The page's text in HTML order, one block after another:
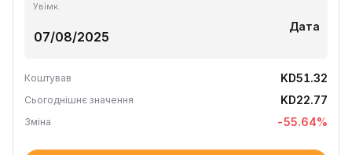
Увімк.
Дата
Коштував KD51.32
Сьогоднішнє значення KD22.77
Зміна -55.64%